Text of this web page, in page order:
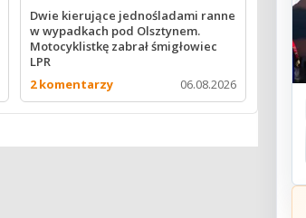
Dwie kierujące jednośladami ranne
w wypadkach pod Olsztynem.
Motocyklistkę zabrał śmigłowiec
LPR
2 komentarzy
06.08.2026